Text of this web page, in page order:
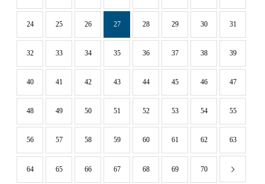
24 25 26 27 28 29 30 31
32 33 34 35 36 37 38 39
40 41 42 43 44 45 46 47
48 49 50 51 52 53 54 55
56 57 58 59 60 61 62 63
64 65 66 67 68 69 70